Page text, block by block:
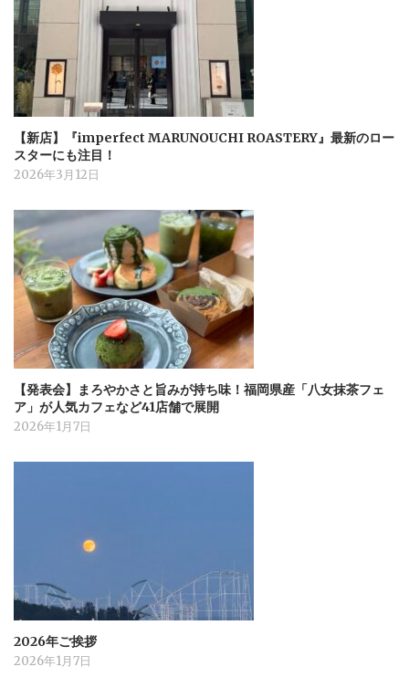
【新店】『imperfect MARUNOUCHI ROASTERY』最新のロー
スターにも注目！
2026年3月12日
【発表会】まろやかさと旨みが持ち味！福岡県産「八女抹茶フェ
ア」が人気カフェなど41店舗で展開
2026年1月7日
2026年ご挨拶
2026年1月7日